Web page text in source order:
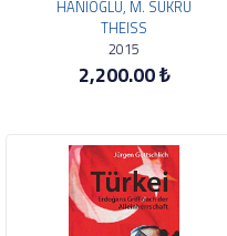
HANIOGLU, M. SÜKRÜ
THEISS
2015
2,200.00 ₺